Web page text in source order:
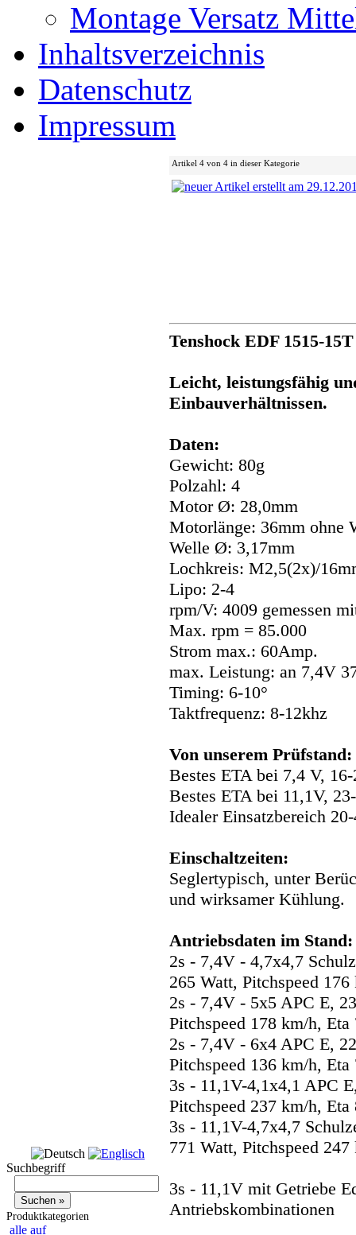
Montage Versatz
Inhaltsverzeichnis
Datenschutz
Impressum
Suchbegriff
Produktkategorien
alle auf
Artikel 4 von 4 in dieser Kategorie
Tenshock EDF 1515-
Leicht, leistungsfähig
Einbauverhältnissen.
Daten:
Gewicht: 80g
Polzahl: 4
Motor Ø: 28,0mm
Motorlänge: 36mm ohne
Welle Ø: 3,17mm
Lochkreis: M2,5(2x)/
Lipo: 2-4
rpm/V: 4009 gemessen
Max. rpm = 85.000
Strom max.: 60Amp.
max. Leistung: an 7,4V
Timing: 6-10°
Taktfrequenz: 8-12khz
Von unserem Prüfstand:
Bestes ETA bei 7,4 V,
Bestes ETA bei 11,1V,
Idealer Einsatzbereich
Einschaltzeiten:
Seglertypisch, unter
und wirksamer Kühlung.
Antriebsdaten im Stand:
2s - 7,4V - 4,7x4,7
265 Watt, Pitchspeed
2s - 7,4V - 5x5 APC E,
Pitchspeed 178 km/h, Eta
2s - 7,4V - 6x4 APC E,
Pitchspeed 136 km/h, Eta
3s - 11,1V-4,1x4,1 APC
Pitchspeed 237 km/h, Eta
3s - 11,1V-4,7x4,7
771 Watt, Pitchspeed
3s - 11,1V mit Getriebe
Antriebskombinationen